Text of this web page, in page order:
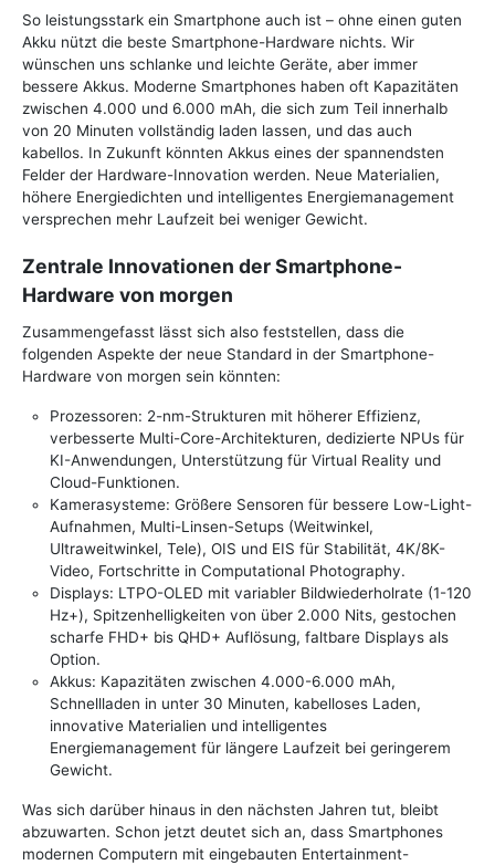
So leistungsstark ein Smartphone auch ist – ohne einen guten
Akku nützt die beste Smartphone-Hardware nichts. Wir
wünschen uns schlanke und leichte Geräte, aber immer
bessere Akkus. Moderne Smartphones haben oft Kapazitäten
zwischen 4.000 und 6.000 mAh, die sich zum Teil innerhalb
von 20 Minuten vollständig laden lassen, und das auch
kabellos. In Zukunft könnten Akkus eines der spannendsten
Felder der Hardware-Innovation werden. Neue Materialien,
höhere Energiedichten und intelligentes Energiemanagement
versprechen mehr Laufzeit bei weniger Gewicht.
Zentrale Innovationen der Smartphone-
Hardware von morgen
Zusammengefasst lässt sich also feststellen, dass die
folgenden Aspekte der neue Standard in der Smartphone-
Hardware von morgen sein könnten:
Prozessoren: 2-nm-Strukturen mit höherer Effizienz,
verbesserte Multi-Core-Architekturen, dedizierte NPUs für
KI-Anwendungen, Unterstützung für Virtual Reality und
Cloud-Funktionen.
Kamerasysteme: Größere Sensoren für bessere Low-Light-
Aufnahmen, Multi-Linsen-Setups (Weitwinkel,
Ultraweitwinkel, Tele), OIS und EIS für Stabilität, 4K/8K-
Video, Fortschritte in Computational Photography.
Displays: LTPO-OLED mit variabler Bildwiederholrate (1-120
Hz+), Spitzenhelligkeiten von über 2.000 Nits, gestochen
scharfe FHD+ bis QHD+ Auflösung, faltbare Displays als
Option.
Akkus: Kapazitäten zwischen 4.000-6.000 mAh,
Schnellladen in unter 30 Minuten, kabelloses Laden,
innovative Materialien und intelligentes
Energiemanagement für längere Laufzeit bei geringerem
Gewicht.
Was sich darüber hinaus in den nächsten Jahren tut, bleibt
abzuwarten. Schon jetzt deutet sich an, dass Smartphones
modernen Computern mit eingebauten Entertainment-